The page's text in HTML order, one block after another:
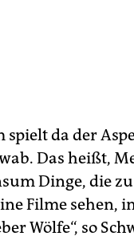
spielt da der
Das heißt,
Dinge, die
Filme sehen,
Wölfe“, so